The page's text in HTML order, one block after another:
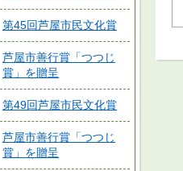
第45回芦屋市民文化賞
芦屋市善行賞「つつじ
賞」を贈呈
第49回芦屋市民文化賞
芦屋市善行賞「つつじ
賞」を贈呈